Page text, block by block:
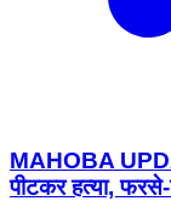
MAHOBA
पीटकर हत्या,